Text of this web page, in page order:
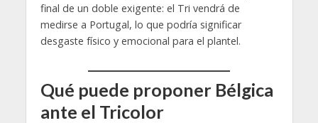
final de un doble exigente: el Tri vendrá de
medirse a Portugal, lo que podría significar
desgaste físico y emocional para el plantel.
Qué puede proponer Bélgica
ante el Tricolor